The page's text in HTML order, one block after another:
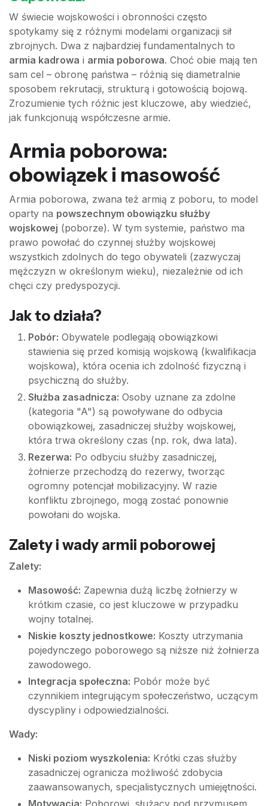
W świecie wojskowości i obronności często
spotykamy się z różnymi modelami organizacji sił
zbrojnych. Dwa z najbardziej fundamentalnych to
armia kadrowa i armia poborowa. Choć obie mają ten
sam cel – obronę państwa – różnią się diametralnie
sposobem rekrutacji, strukturą i gotowością bojową.
Zrozumienie tych różnic jest kluczowe, aby wiedzieć,
jak funkcjonują współczesne armie.
Armia poborowa:
obowiązek i masowość
Armia poborowa, zwana też armią z poboru, to model
oparty na powszechnym obowiązku służby
wojskowej (poborze). W tym systemie, państwo ma
prawo powołać do czynnej służby wojskowej
wszystkich zdolnych do tego obywateli (zazwyczaj
mężczyzn w określonym wieku), niezależnie od ich
chęci czy predyspozycji.
Jak to działa?
Pobór: Obywatele podlegają obowiązkowi
stawienia się przed komisją wojskową (kwalifikacja
wojskowa), która ocenia ich zdolność fizyczną i
psychiczną do służby.
Służba zasadnicza: Osoby uznane za zdolne
(kategoria "A") są powoływane do odbycia
obowiązkowej, zasadniczej służby wojskowej,
która trwa określony czas (np. rok, dwa lata).
Rezerwa: Po odbyciu służby zasadniczej,
żołnierze przechodzą do rezerwy, tworząc
ogromny potencjał mobilizacyjny. W razie
konfliktu zbrojnego, mogą zostać ponownie
powołani do wojska.
Zalety i wady armii poborowej
Zalety:
Masowość: Zapewnia dużą liczbę żołnierzy w
krótkim czasie, co jest kluczowe w przypadku
wojny totalnej.
Niskie koszty jednostkowe: Koszty utrzymania
pojedynczego poborowego są niższe niż żołnierza
zawodowego.
Integracja społeczna: Pobór może być
czynnikiem integrującym społeczeństwo, uczącym
dyscypliny i odpowiedzialności.
Wady:
Niski poziom wyszkolenia: Krótki czas służby
zasadniczej ogranicza możliwość zdobycia
zaawansowanych, specjalistycznych umiejętności.